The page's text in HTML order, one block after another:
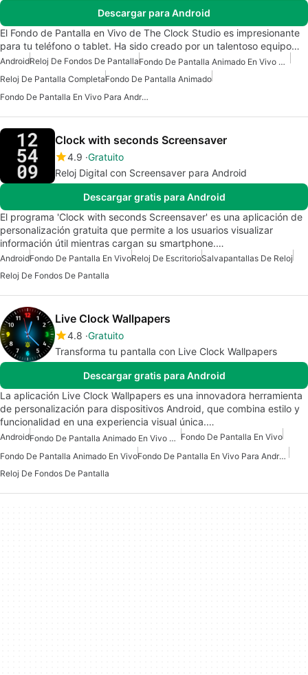
Descargar para Android
El Fondo de Pantalla en Vivo de The Clock Studio es impresionante
para tu teléfono o tablet. Ha sido creado por un talentoso equipo…
AndroidReloj De Fondos De Pantalla
Fondo De Pantalla Animado En Vivo Para Android
Reloj De Pantalla CompletaFondo De Pantalla Animado
Fondo De Pantalla En Vivo Para Android
Clock with seconds Screensaver
4.9 Gratuito
Reloj Digital con Screensaver para Android
Descargar gratis para Android
El programa 'Clock with seconds Screensaver' es una aplicación de
personalización gratuita que permite a los usuarios visualizar
información útil mientras cargan su smartphone.…
AndroidFondo De Pantalla En VivoReloj De EscritorioSalvapantallas De Reloj
Reloj De Fondos De Pantalla
Live Clock Wallpapers
4.8 Gratuito
Transforma tu pantalla con Live Clock Wallpapers
Descargar gratis para Android
La aplicación Live Clock Wallpapers es una innovadora herramienta
de personalización para dispositivos Android, que combina estilo y
funcionalidad en una experiencia visual única.…
Android Fondo De Pantalla Animado En Vivo Para Android Fondo De Pantalla En Vivo
Fondo De Pantalla Animado En Vivo
Fondo De Pantalla En Vivo Para Android
Reloj De Fondos De Pantalla